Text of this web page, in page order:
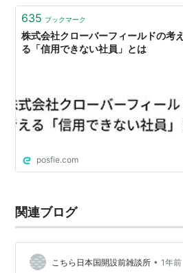
635 ブックマーク
株式会社クローバーフィールドの考え
る「信用できない社員」とは
posfie.com
関連ブログ
こちら日本国開設前雑談所 • 1年前